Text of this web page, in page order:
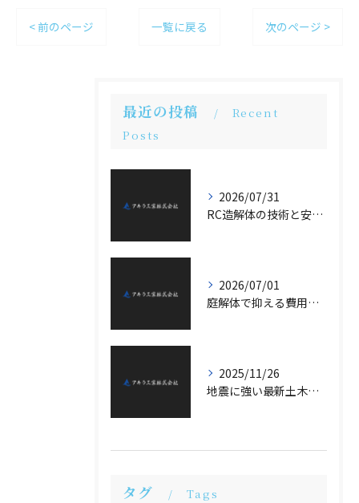
< 前のページ 一覧に戻る 次のページ >
最近の投稿
Recent
Posts
2026/07/31
RC造解体の技術と安全対策の詳細
2026/07/01
庭解体で抑える費用節約法の詳細解説
2025/11/26
地震に強い最新土木施工技術
タグ Tags